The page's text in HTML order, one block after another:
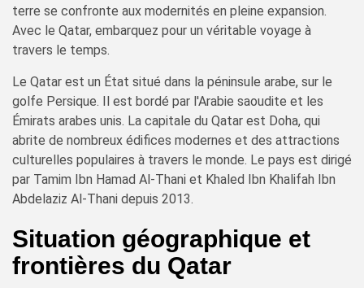
terre se confronte aux modernités en pleine expansion.
Avec le Qatar, embarquez pour un véritable voyage à
travers le temps.
Le Qatar est un État situé dans la péninsule arabe, sur le
golfe Persique. Il est bordé par l'Arabie saoudite et les
Émirats arabes unis. La capitale du Qatar est Doha, qui
abrite de nombreux édifices modernes et des attractions
culturelles populaires à travers le monde. Le pays est dirigé
par Tamim Ibn Hamad Al-Thani et Khaled Ibn Khalifah Ibn
Abdelaziz Al-Thani depuis 2013.
Situation géographique et
frontières du Qatar